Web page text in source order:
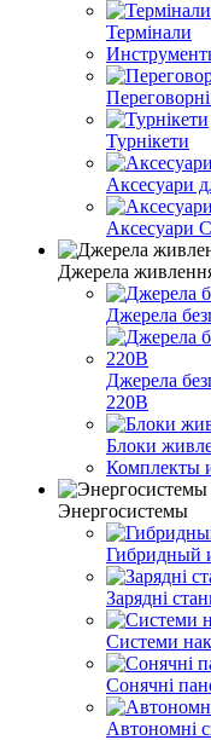
Термінали
Турнікети
Аксесуари
Аксесуари
Джерела
Джерела
Джерела
220В
Блоки
Комплекты
Энергосистемы
Гибридный
Зарядні
Системи
Сонячні
Автономні